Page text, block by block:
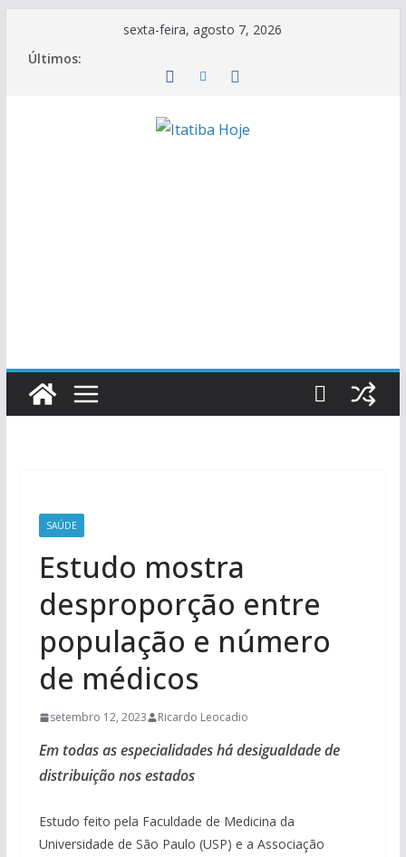
para
sexta-feira, agosto 7, 2026
Últimos:
SAÚDE
Estudo mostra
desproporção entre
população e número
de médicos
setembro 12, 2023 Ricardo Leocadio
Em todas as especialidades há desigualdade de
distribuição nos estados
Estudo feito pela Faculdade de Medicina da
Universidade de São Paulo (USP) e a Associação